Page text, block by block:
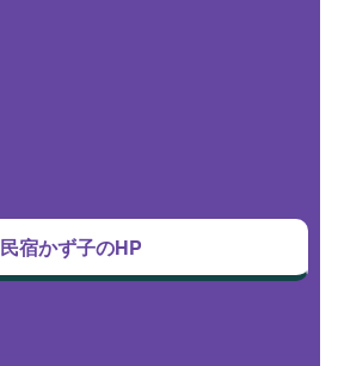
民宿かず子のHP